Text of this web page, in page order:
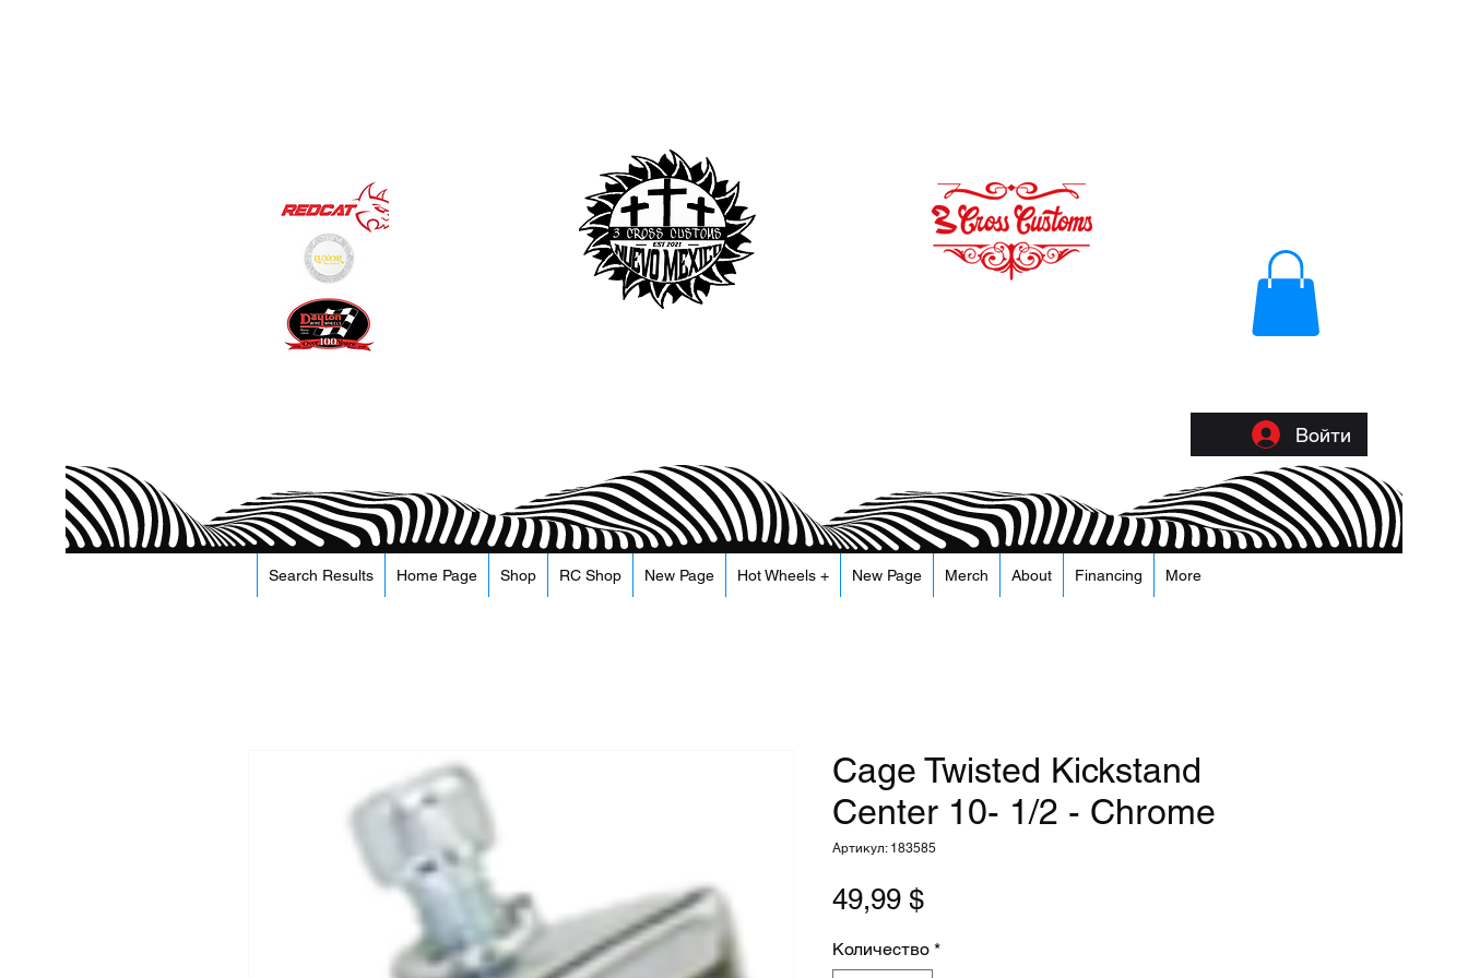
Войти
Search Results Home Page Shop RC Shop New Page Hot Wheels + New Page Merch About Financing More
Cage Twisted Kickstand
Center 10- 1/2 - Chrome
Артикул: 183585
49,99 $Цена
Количество *